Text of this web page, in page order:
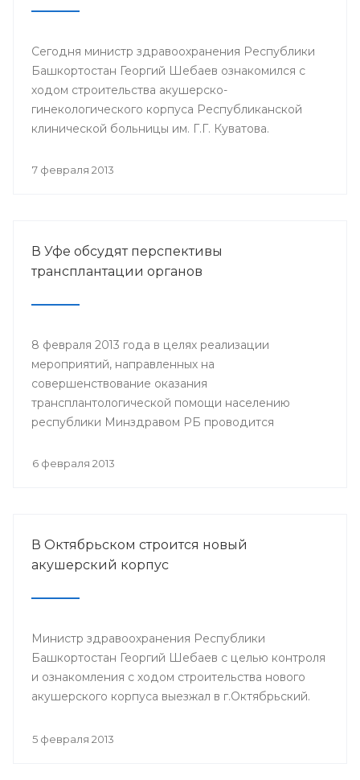
Сегодня министр здравоохранения Республики
Башкортостан Георгий Шебаев ознакомился с
ходом строительства акушерско-
гинекологического корпуса Республиканской
клинической больницы им. Г.Г. Куватова.
7 февраля 2013
В Уфе обсудят перспективы
трансплантации органов
8 февраля 2013 года в целях реализации
мероприятий, направленных на
совершенствование оказания
трансплантологической помощи населению
республики Минздравом РБ проводится
конференция «Перспективы донорства и
6 февраля 2013
В Октябрьском строится новый
акушерский корпус
Министр здравоохранения Республики
Башкортостан Георгий Шебаев с целью контроля
и ознакомления с ходом строительства нового
акушерского корпуса выезжал в г.Октябрьский.
5 февраля 2013